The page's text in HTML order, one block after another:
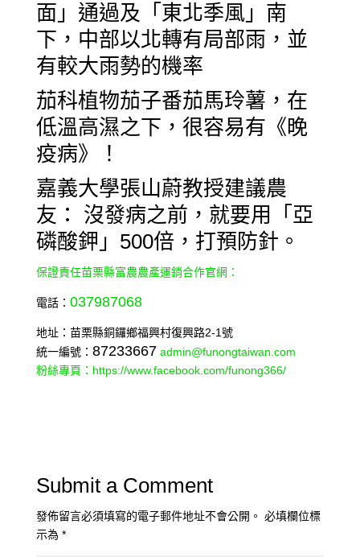
面」通過及「東北季風」南
下，中部以北轉有局部雨，並
有較大雨勢的機率
茄科植物茄子番茄馬玲薯，在
低溫高濕之下，很容易有《晚
疫病》！
嘉義大學張山蔚教授建議農
友： 沒發病之前，就要用「亞
磷酸鉀」500倍，打預防針。
保證責任苗栗縣富農農產運銷合作官網：
電話： 037987068
地址：苗栗縣銅鑼鄉福興村復興路2-1號
統一編號： 87233667 admin@funongtaiwan.com
粉絲專頁：https://www.facebook.com/funong366/
Submit a Comment
發佈留言必須填寫的電子郵件地址不會公開。 必填欄位標
示為 *